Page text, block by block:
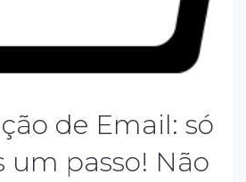
de Email: só
um passo! Não